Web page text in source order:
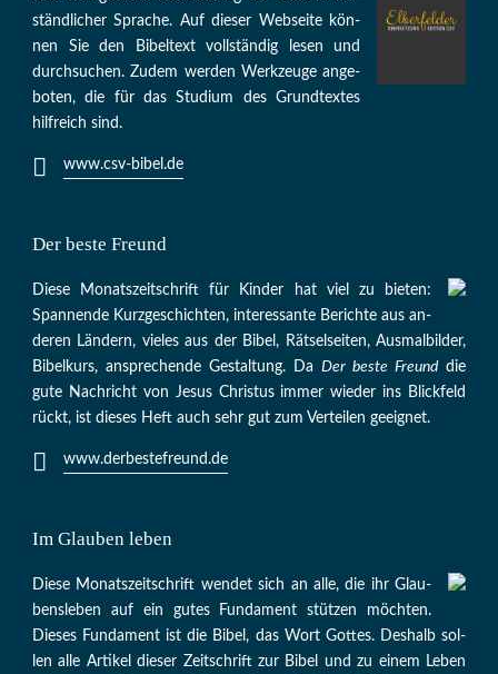
ständ­li­cher Spra­che. Auf die­ser Web­sei­te kön­
nen Sie den Bi­bel­text voll­stän­dig le­sen und
durch­su­chen. Zu­dem wer­den Werk­zeu­ge an­ge­
bo­ten, die für das Stu­di­um des Grund­tex­tes
hilf­reich sind.
www.csv-bibel.de
Der beste Freund
Die­se Mo­nats­zeit­schrift für Kin­der hat viel zu bie­ten:
Span­nen­de Kurz­ge­schich­ten, in­te­res­san­te Be­rich­te aus an­
de­ren Län­dern, vie­les aus der Bi­bel, Rät­sel­sei­ten, Aus­mal­bil­der,
Bi­bel­kurs, an­sprech­ende Ge­stal­tung. Da Der beste Freunddie
gu­te Nach­richt von Je­sus Chris­tus im­mer wie­der ins Blick­feld
rückt, ist die­ses Heft auch sehr gut zum Ver­tei­len ge­eig­net.
www.derbestefreund.de
Im Glauben leben
Die­se Mo­nats­zeit­schrift wen­det sich an alle, die ihr Glau­
bens­le­ben auf ein gu­tes Fun­da­ment stüt­zen möch­ten.
Die­ses Fun­da­ment ist die Bi­bel, das Wort Got­tes. Des­halb sol­
len al­le Ar­ti­kel die­ser Zeit­schrift zur Bi­bel und zu ei­nem Le­ben